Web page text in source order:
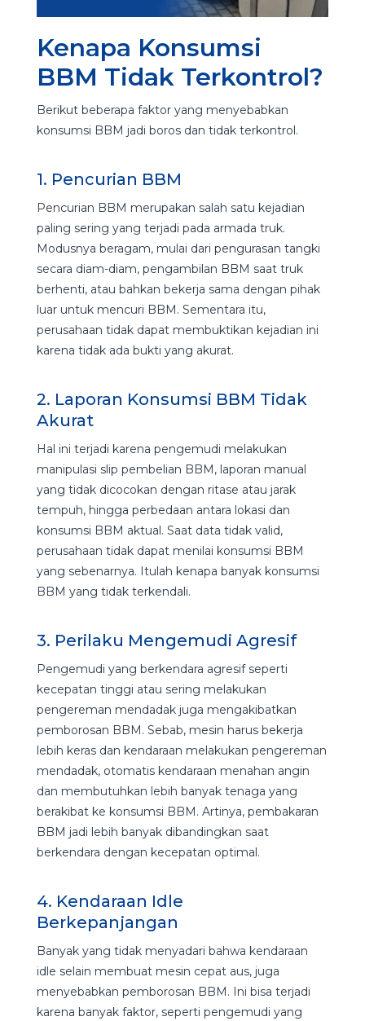
Kenapa Konsumsi
BBM Tidak Terkontrol?
Berikut beberapa faktor yang menyebabkan
konsumsi BBM jadi boros dan tidak terkontrol.
1. Pencurian BBM
Pencurian BBM merupakan salah satu kejadian
paling sering yang terjadi pada armada truk.
Modusnya beragam, mulai dari pengurasan tangki
secara diam-diam, pengambilan BBM saat truk
berhenti, atau bahkan bekerja sama dengan pihak
luar untuk mencuri BBM. Sementara itu,
perusahaan tidak dapat membuktikan kejadian ini
karena tidak ada bukti yang akurat.
2. Laporan Konsumsi BBM Tidak
Akurat
Hal ini terjadi karena pengemudi melakukan
manipulasi slip pembelian BBM, laporan manual
yang tidak dicocokan dengan ritase atau jarak
tempuh, hingga perbedaan antara lokasi dan
konsumsi BBM aktual. Saat data tidak valid,
perusahaan tidak dapat menilai konsumsi BBM
yang sebenarnya. Itulah kenapa banyak konsumsi
BBM yang tidak terkendali.
3. Perilaku Mengemudi Agresif
Pengemudi yang berkendara agresif seperti
kecepatan tinggi atau sering melakukan
pengereman mendadak juga mengakibatkan
pemborosan BBM. Sebab, mesin harus bekerja
lebih keras dan kendaraan melakukan pengereman
mendadak, otomatis kendaraan menahan angin
dan membutuhkan lebih banyak tenaga yang
berakibat ke konsumsi BBM. Artinya, pembakaran
BBM jadi lebih banyak dibandingkan saat
berkendara dengan kecepatan optimal.
4. Kendaraan Idle
Berkepanjangan
Banyak yang tidak menyadari bahwa kendaraan
idle selain membuat mesin cepat aus, juga
menyebabkan pemborosan BBM. Ini bisa terjadi
karena banyak faktor, seperti pengemudi yang